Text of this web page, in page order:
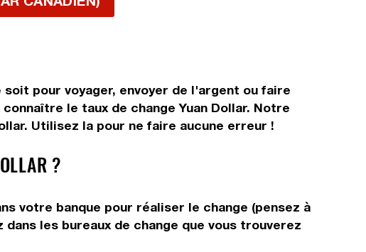
soit pour voyager, envoyer de l'argent ou faire
le taux de change Yuan Dollar. Notre
Utilisez la pour ne faire aucune erreur !
?
votre banque pour réaliser le change (pensez à
les bureaux de change que vous trouverez